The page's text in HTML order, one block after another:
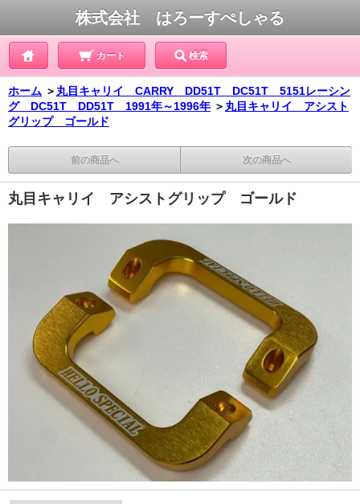
株式会社 はろーすぺしゃる
カート 検索
ホーム ＞ 丸目キャリイ CARRY DD51T DC51T 5151レーシン
グ DC51T DD51T 1991年～1996年 ＞ 丸目キャリイ アシスト
グリップ ゴールド
前の商品へ 次の商品へ
丸目キャリイ アシストグリップ ゴールド